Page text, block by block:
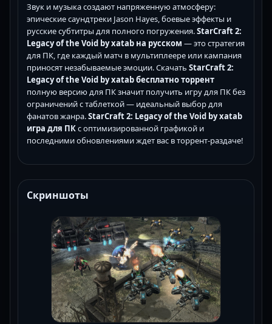
Звук и музыка создают напряженную атмосферу:
эпические саундтреки Jason Hayes, боевые эффекты и
русские субтитры для полного погружения.StarCraft 2:
Legacy of the Void by xatab на русском — это стратегия
для ПК, где каждый матч в мультиплеере или кампания
приносят незабываемые эмоции. Скачать StarCraft 2:
Legacy of the Void by xatab бесплатно торрент
полную версию для ПК значит получить игру для ПК без
ограничений с таблеткой — идеальный выбор для
фанатов жанра.StarCraft 2: Legacy of the Void by xatab
игра для ПКс оптимизированной графикой и
последними обновлениями ждет вас в торрент-раздаче!
Скриншоты